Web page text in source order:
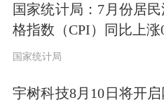
国家统计局：7月份居
格指数（CPI）同比上涨
国家统计局
宇树科技8月10日将开启